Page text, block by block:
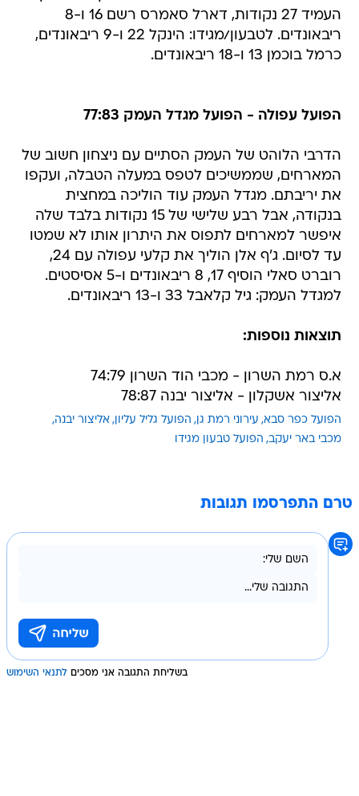
העמיד 27 נקודות, דארל סאמרס רשם 16 ו-8
ריבאונדים. לטבעון/מגידו: הינקל 22 ו-9 ריבאונדים,
כרמל בוכמן 13 ו-18 ריבאונדים.
הפועל עפולה - הפועל מגדל העמק 77:83
הדרבי הלוהט של העמק הסתיים עם ניצחון חשוב של
המארחים, שממשיכים לטפס במעלה הטבלה, ועקפו
את יריבתם. מגדל העמק עוד הוליכה במחצית
בנקודה, אבל רבע שלישי של 15 נקודות בלבד שלה
איפשר למארחים לתפוס את היתרון אותו לא שמטו
עד לסיום. ג'ף אלן הוליך את קלעי עפולה עם 24,
רוברט סאלי הוסיף 17, 8 ריבאונדים ו-5 אסיסטים.
למגדל העמק: גיל קלאבל 33 ו-13 ריבאונדים.
תוצאות נוספות:
א.ס רמת השרון - מכבי הוד השרון 74:79
אליצור אשקלון - אליצור יבנה 78:87
הפועל כפר סבא עירוני רמת גן הפועל גליל עליון אליצור יבנה
מכבי באר יעקב הפועל טבעון מגידו
טרם התפרסמו תגובות
בשליחת התגובה אני מסכים לתנאי השימוש